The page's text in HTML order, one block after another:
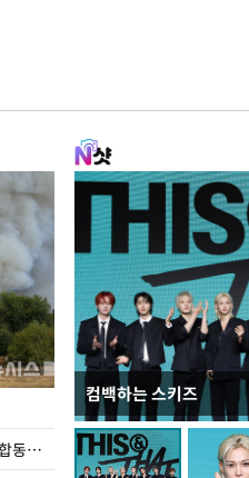
더불어민주당 당대표·최고위원 후보 합동연설회
컴백하는 스키즈
이 대통령, 국가폭력
가 책임지고 치유"